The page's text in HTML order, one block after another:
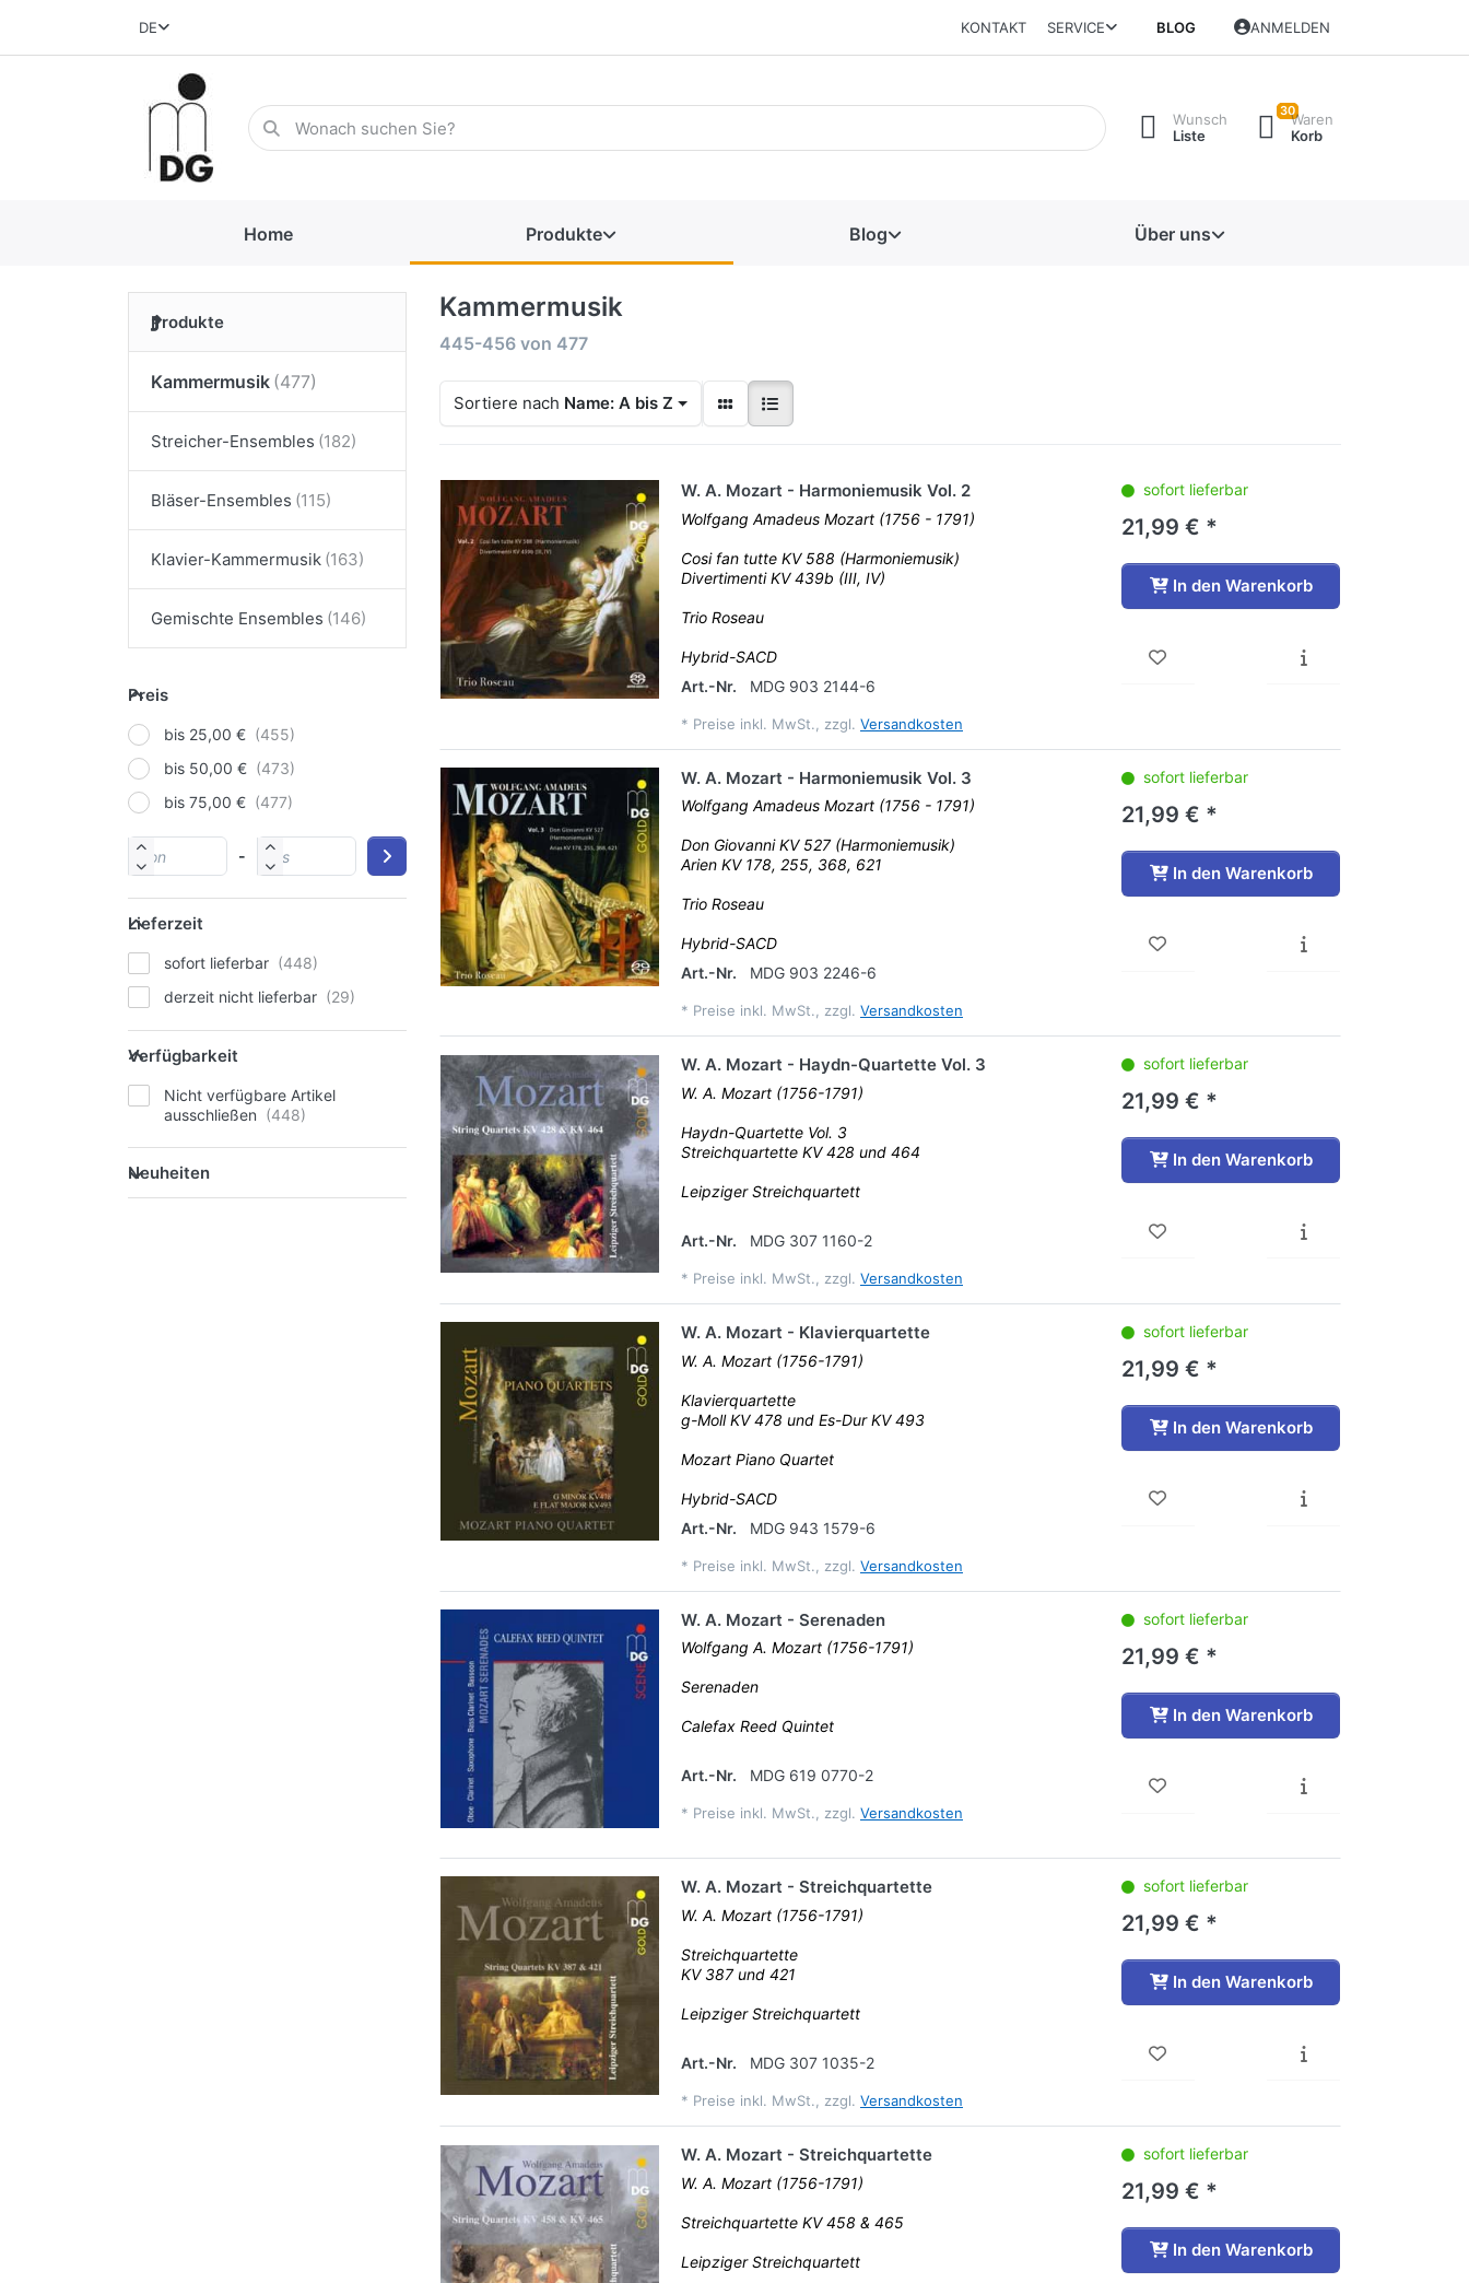
DE KONTAKT SERVICE BLOG ANMELDEN
Wunsch
Liste
30Waren
Korb
Home Produkte Blog Über uns
Produkte
Kammermusik
Streicher-Ensembles
Bläser-Ensembles
Klavier-Kammermusik
Gemischte Ensembles
Preis
bis 25,00 €
bis 50,00 €
bis 75,00 €
-
Lieferzeit
sofort lieferbar
derzeit nicht lieferbar
Verfügbarkeit
Nicht verfügbare Artikel
ausschließen
Neuheiten
Kammermusik
445-456 von 477
Sortiere nach Name: A bis Z
W. A. Mozart - Harmoniemusik Vol. 2
Wolfgang Amadeus Mozart (1756 - 1791)
Cosi fan tutte KV 588 (Harmoniemusik)
Divertimenti KV 439b (III, IV)
Trio Roseau
Hybrid-SACD
Art.-Nr.
MDG 903 2144-6
* Preise inkl. MwSt., zzgl. Versandkosten
sofort lieferbar
21,99 € *
In den Warenkorb
W. A. Mozart - Harmoniemusik Vol. 3
Wolfgang Amadeus Mozart (1756 - 1791)
Don Giovanni KV 527 (Harmoniemusik)
Arien KV 178, 255, 368, 621
Trio Roseau
Hybrid-SACD
Art.-Nr.
MDG 903 2246-6
* Preise inkl. MwSt., zzgl. Versandkosten
sofort lieferbar
21,99 € *
In den Warenkorb
W. A. Mozart - Haydn-Quartette Vol. 3
W. A. Mozart (1756-1791)
Haydn-Quartette Vol. 3
Streichquartette KV 428 und 464
Leipziger Streichquartett
Art.-Nr. MDG 307 1160-2
* Preise inkl. MwSt., zzgl. Versandkosten
sofort lieferbar
21,99 € *
In den Warenkorb
W. A. Mozart - Klavierquartette
W. A. Mozart (1756-1791)
Klavierquartette
g-Moll KV 478 und Es-Dur KV 493
Mozart Piano Quartet
Hybrid-SACD
Art.-Nr.
MDG 943 1579-6
* Preise inkl. MwSt., zzgl. Versandkosten
sofort lieferbar
21,99 € *
In den Warenkorb
W. A. Mozart - Serenaden
Wolfgang A. Mozart (1756-1791)
Serenaden
Calefax Reed Quintet
Art.-Nr. MDG 619 0770-2
* Preise inkl. MwSt., zzgl. Versandkosten
sofort lieferbar
21,99 € *
In den Warenkorb
W. A. Mozart - Streichquartette
W. A. Mozart (1756-1791)
Streichquartette
KV 387 und 421
Leipziger Streichquartett
Art.-Nr. MDG 307 1035-2
* Preise inkl. MwSt., zzgl. Versandkosten
sofort lieferbar
21,99 € *
In den Warenkorb
W. A. Mozart - Streichquartette
W. A. Mozart (1756-1791)
Streichquartette KV 458 & 465
Leipziger Streichquartett
sofort lieferbar
21,99 € *
In den Warenkorb